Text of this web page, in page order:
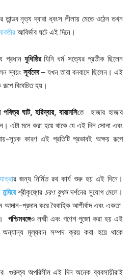
নৃত্য দ্বারা ধ্বংস লীলায় মেতে ওঠেন তখন
আবির্ভাব ঘটে এই দিনে।
প্রধান যুধিষ্ঠির যিনি ধর্ম সত্যের প্রতীক ছিলেন
স্বয়ং সূর্যদেব– যখন তারা বনবাসে ছিলেন। এই
বিবেচিত হয়।
পবিত্র ঘাট, হরিদ্বার, বারানসিতে হাজার হাজার
এটা মনে করা হয়ে থাকে যে এই দিন সোনা এবং
সূচক কারণ এই প্রতিটি প্রভাবই অক্ষয় রূপে
র জন্য নির্মিত রথ কার্য শুরু হয় এই দিনে।
শ্রীকৃষ্ণের চরণ যুগলদর্শনের সুযোগ মেলে।
আদান-প্রদান করে বৈবাহিক আশীর্বাদ এবং একতা
পশ্চিমবঙ্গেও লক্ষ্মী এবং গণেশ পুজো করা হয় এই
মূল্যবান সম্পদ ক্রয় করা হয়ে থাকে
গুরুত্ব অপরিসীম এই দিন অনেক ব্যবসায়ীরাই